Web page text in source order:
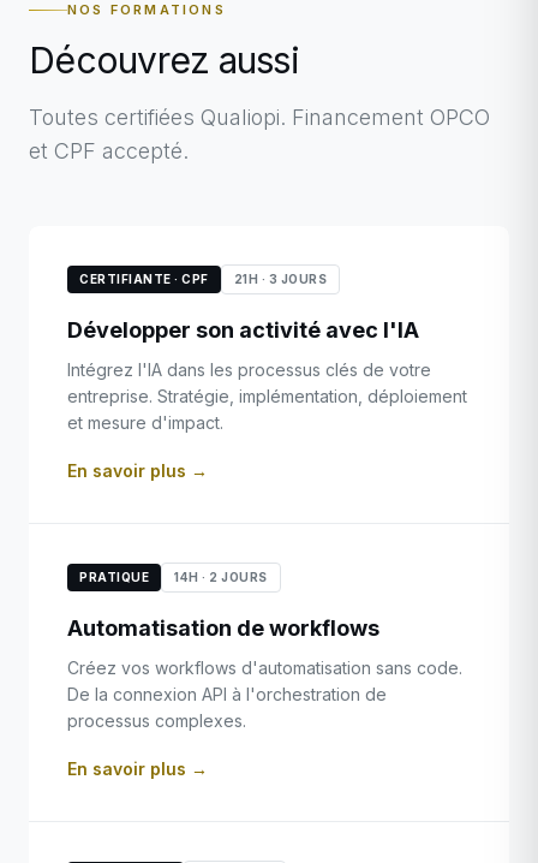
NOS FORMATIONS
Découvrez aussi
Toutes certifiées Qualiopi. Financement OPCO
et CPF accepté.
CERTIFIANTE · CPF 21H · 3 JOURS
Développer son activité avec l'IA
Intégrez l'IA dans les processus clés de votre
entreprise. Stratégie, implémentation, déploiement
et mesure d'impact.
En savoir plus →
PRATIQUE 14H · 2 JOURS
Automatisation de workflows
Créez vos workflows d'automatisation sans code.
De la connexion API à l'orchestration de
processus complexes.
En savoir plus →